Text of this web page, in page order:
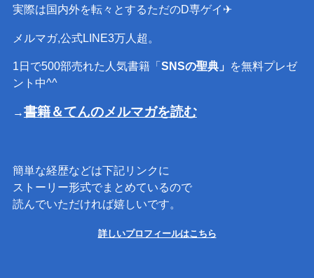
実際は国内外を転々とするただのD専ゲイ✈︎
メルマガ,公式LINE3万人超。
1日で500部売れた人気書籍「SNSの聖典」
を無料プレゼ
ント中^^
→書籍＆てんのメルマガを読む
簡単な経歴などは下記リンクに
ストーリー形式でまとめているので
読んでいただければ嬉しいです。
詳しいプロフィールはこちら